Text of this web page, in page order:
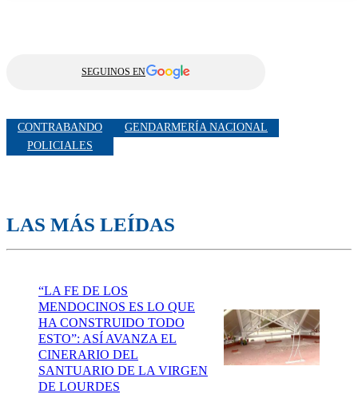
SEGUINOS EN
CONTRABANDO
GENDARMERÍA NACIONAL
POLICIALES
LAS MÁS LEÍDAS
“LA FE DE LOS
MENDOCINOS ES LO QUE
HA CONSTRUIDO TODO
ESTO”: ASÍ AVANZA EL
CINERARIO DEL
SANTUARIO DE LA VIRGEN
DE LOURDES